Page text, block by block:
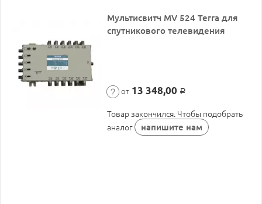
Мультисвитч MV 524 Terra для
спутникового телевидения
от 13 348,00 Р
Товар закончился. Чтобы подобрать
аналог
напишите нам